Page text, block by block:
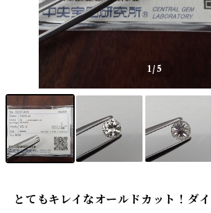
1/5
とてもキレイなオールドカット！ダ